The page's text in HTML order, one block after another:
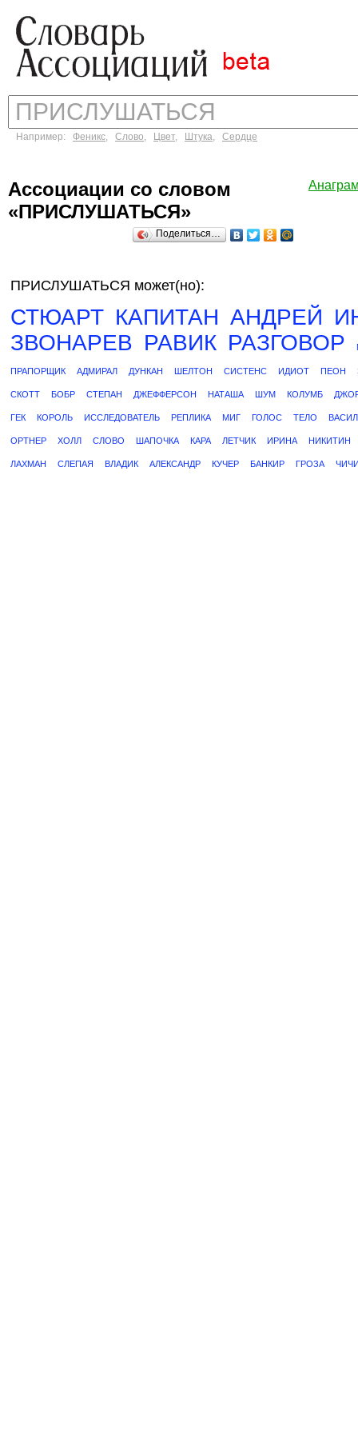
Например: Феникс, Слово, Цвет, Штука, Сердце
Ассоциации со словом
«ПРИСЛУШАТЬСЯ»
Поделиться…
ПРИСЛУШАТЬСЯ может(но):
СТЮАРТ КАПИТАН АНДРЕЙ
ЗВОНАРЕВ РАВИК РАЗГОВОР
ПРАПОРЩИК АДМИРАЛ ДУНКАН ШЕЛТОН СИСТЕНС ИДИОТ ПЕОН
СКОТТ БОБР СТЕПАН ДЖЕФФЕРСОН НАТАША ШУМ КОЛУМБ
ГЕК КОРОЛЬ ИССЛЕДОВАТЕЛЬ РЕПЛИКА МИГ ГОЛОС ТЕЛО
ОРТНЕР ХОЛЛ СЛОВО ШАПОЧКА КАРА ЛЕТЧИК ИРИНА НИКИТИН
ЛАХМАН СЛЕПАЯ ВЛАДИК АЛЕКСАНДР КУЧЕР БАНКИР ГРОЗА